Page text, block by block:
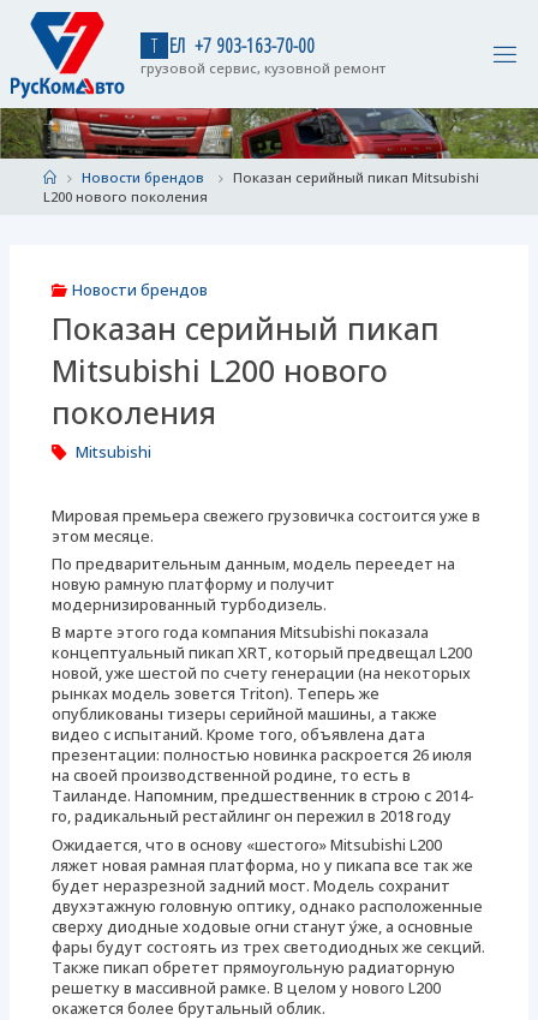
content
Т ЕЛ +7 903-163-70-00
грузовой сервис, кузовной ремонт
HomeНовости брендов
Показан серийный пикап Mitsubishi
L200 нового поколения
Новости брендов
Показан серийный пикап
Mitsubishi L200 нового
поколения
Mitsubishi
Мировая премьера свежего грузовичка состоится уже в
этом месяце.
По предварительным данным, модель переедет на
новую рамную платформу и получит
модернизированный турбодизель.
В марте этого года компания Mitsubishi показала
концептуальный пикап XRT, который предвещал L200
новой, уже шестой по счету генерации (на некоторых
рынках модель зовется Triton). Теперь же
опубликованы тизеры серийной машины, а также
видео с испытаний. Кроме того, объявлена дата
презентации: полностью новинка раскроется 26 июля
на своей производственной родине, то есть в
Таиланде. Напомним, предшественник в строю с 2014-
го, радикальный рестайлинг он пережил в 2018 году
Ожидается, что в основу «шестого» Mitsubishi L200
ляжет новая рамная платформа, но у пикапа все так же
будет неразрезной задний мост. Модель сохранит
двухэтажную головную оптику, однако расположенные
сверху диодные ходовые огни станут у́же, а основные
фары будут состоять из трех светодиодных же секций.
Также пикап обретет прямоугольную радиаторную
решетку в массивной рамке. В целом у нового L200
окажется более брутальный облик.